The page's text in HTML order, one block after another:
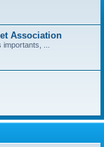
Association
...